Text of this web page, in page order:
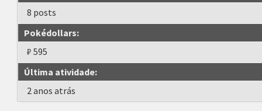
8 posts
Pokédollars:
₽ 595
Última atividade:
2 anos atrás